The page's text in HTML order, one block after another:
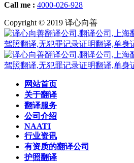
Call me : 4000-026-928
Copyright © 2019 译心向善
网站首页
关于翻译
翻译服务
公司介绍
NAATI
行业资讯
有资质的翻译公司
护照翻译